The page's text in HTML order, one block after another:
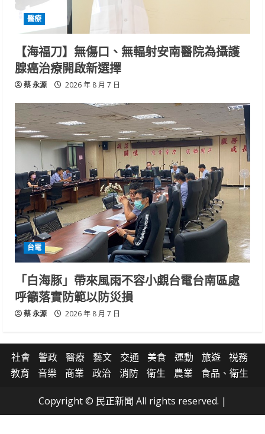
醫療
【海福刀】無傷口、無輻射安南醫院為攝護
腺癌治療開啟新選擇
蔡 永源 2026 年 8 月 7 日
台電
「白海豚」帶來風雨不容小覷台電台南區處
呼籲落實防範以防災損
蔡 永源 2026 年 8 月 7 日
社會 警政 醫療 藝文 交通 美食 運動 旅遊
祱務
教育
音樂 商業 政治 消防 衛生 農業 食品、衛生
Copyright © 民正新聞 All rights reserved. |